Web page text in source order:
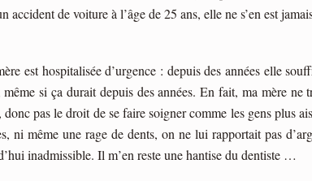
accident de voiture à l’âge de 25 ans, elle ne s’en est
est hospitalisée d’urgence : depuis des années elle
même si ça durait depuis des années. En fait, ma mère
pas le droit de se faire soigner comme les gens plus
ni même une rage de dents, on ne lui rapportait pas
inadmissible. Il m’en reste une hantise du dentiste …